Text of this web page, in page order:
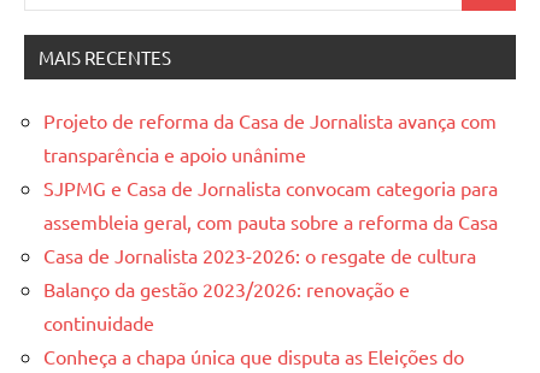
MAIS RECENTES
Projeto de reforma da Casa de Jornalista avança com
transparência e apoio unânime
SJPMG e Casa de Jornalista convocam categoria para
assembleia geral, com pauta sobre a reforma da Casa
Casa de Jornalista 2023-2026: o resgate de cultura
Balanço da gestão 2023/2026: renovação e
continuidade
Conheça a chapa única que disputa as Eleições do